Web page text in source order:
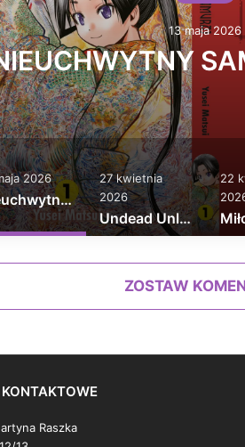
13 maja 2026
2026
Nieuchwytny Samuraj tom 1
27 kwietnia
2026
Undead Unluck tom 1
22
ZOSTAW
Raszka